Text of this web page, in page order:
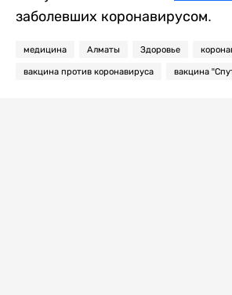
заболевших коронавирусом.
медицина Алматы Здоровье
вакцина против коронавируса вакцина